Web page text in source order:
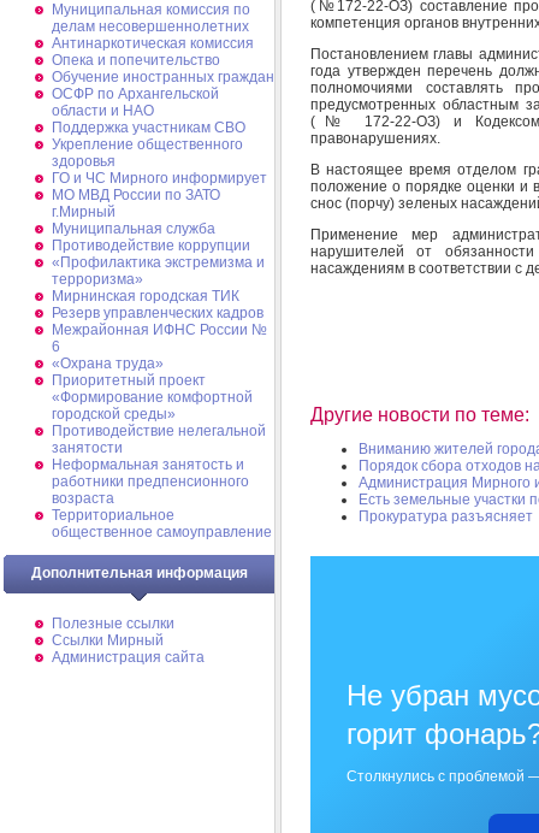
Муниципальная комиссия по
делам несовершеннолетних
Антинаркотическая комиссия
Опека и попечительство
Обучение иностранных граждан
ОСФР по Архангельской
области и НАО
Поддержка участникам СВО
Укрепление общественного
здоровья
ГО и ЧС Мирного информирует
МО МВД России по ЗАТО
г.Мирный
Муниципальная cлужба
Противодействие коррупции
«Профилактика экстремизма и
терроризма»
Мирнинская городская ТИК
Резерв управленческих кадров
Межрайонная ИФНС России №
6
«Охрана труда»
Приоритетный проект
«Формирование комфортной
городской среды»
Противодействие нелегальной
занятости
Неформальная занятость и
работники предпенсионного
возраста
Территориальное
общественное самоуправление
Дополнительная информация
Полезные ссылки
Ссылки Мирный
Администрация сайта
(№172-22-ОЗ) составление
компетенция органов
Постановлением главы
года утвержден перечень
полномочиями составлять
предусмотренных областным
(№ 172-22-ОЗ) и Кодексом
правонарушениях.
В настоящее время отделом
положение о порядке оценки
снос (порчу) зеленых
Применение мер
нарушителей от
насаждениям в соответствии с
Другие новости по теме:
Вниманию жителей
Порядок сбора отходов
Администрация Мирного
Есть земельные участки
Прокуратура разъясняет
Не убран
горит
Столкнулись с проблемой